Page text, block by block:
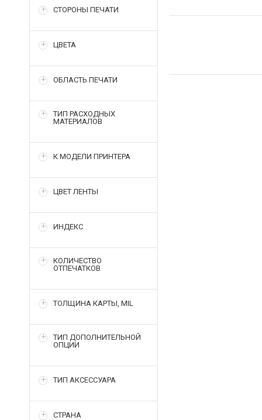
СТОРОНЫ ПЕЧАТИ
ЦВЕТА
ОБЛАСТЬ ПЕЧАТИ
ТИП РАСХОДНЫХ
МАТЕРИАЛОВ
К МОДЕЛИ ПРИНТЕРА
ЦВЕТ ЛЕНТЫ
ИНДЕКС
КОЛИЧЕСТВО
ОТПЕЧАТКОВ
ТОЛЩИНА КАРТЫ, MIL
ТИП ДОПОЛНИТЕЛЬНОЙ
ОПЦИИ
ТИП АКСЕССУАРА
СТРАНА